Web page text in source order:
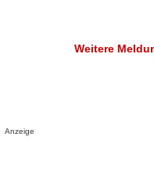
Weitere
Anzeige